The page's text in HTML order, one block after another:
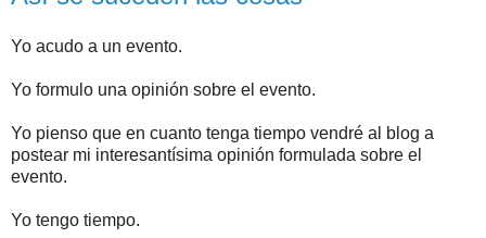
Yo acudo a un evento.
Yo formulo una opinión sobre el evento.
Yo pienso que en cuanto tenga tiempo vendré al blog a
postear mi interesantísima opinión formulada sobre el
evento.
Yo tengo tiempo.